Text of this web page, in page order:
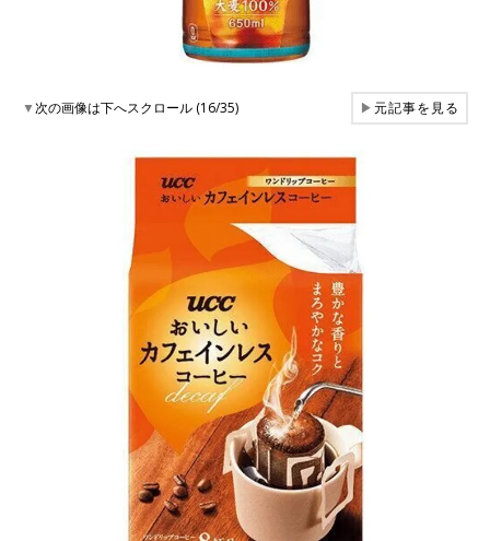
▼次の画像は下へスクロール (16/35) ▶元記事を見る